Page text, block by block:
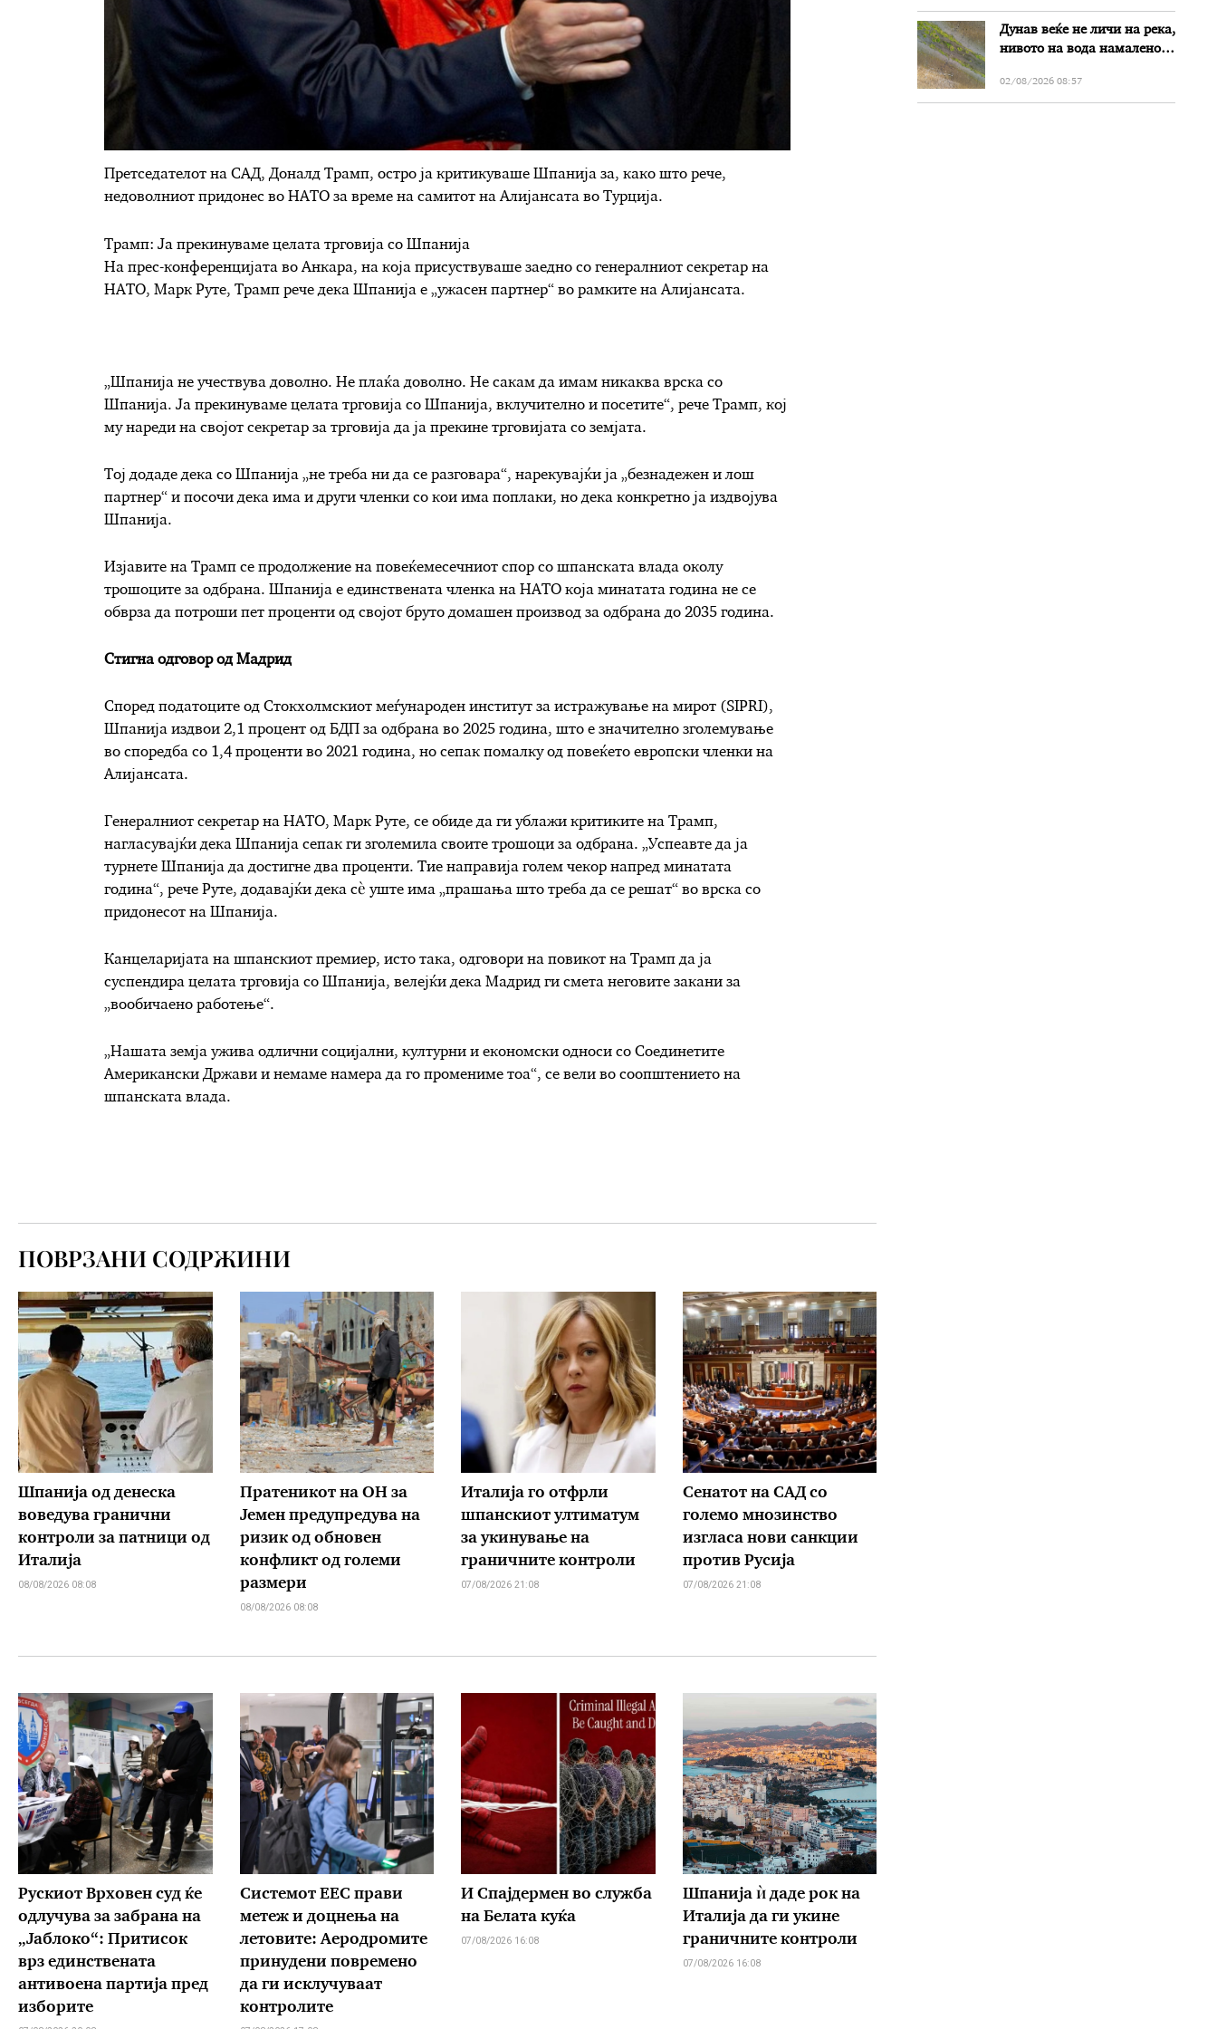
Претседателот на САД, Доналд Трамп, остро ја критикуваше Шпанија за, како што рече,
недоволниот придонес во НАТО за време на самитот на Алијансата во Турција.
Трамп: Ја прекинуваме целата трговија со Шпанија
На прес-конференцијата во Анкара, на која присуствуваше заедно со генералниот секретар на
НАТО, Марк Руте, Трамп рече дека Шпанија е „ужасен партнер“ во рамките на Алијансата.
„Шпанија не учествува доволно. Не плаќа доволно. Не сакам да имам никаква врска со
Шпанија. Ја прекинуваме целата трговија со Шпанија, вклучително и посетите“, рече Трамп, кој
му нареди на својот секретар за трговија да ја прекине трговијата со земјата.
Тој додаде дека со Шпанија „не треба ни да се разговара“, нарекувајќи ја „безнадежен и лош
партнер“ и посочи дека има и други членки со кои има поплаки, но дека конкретно ја издвојува
Шпанија.
Изјавите на Трамп се продолжение на повеќемесечниот спор со шпанската влада околу
трошоците за одбрана. Шпанија е единствената членка на НАТО која минатата година не се
обврза да потроши пет проценти од својот бруто домашен производ за одбрана до 2035 година.
Стигна одговор од Мадрид
Според податоците од Стокхолмскиот меѓународен институт за истражување на мирот (SIPRI),
Шпанија издвои 2,1 процент од БДП за одбрана во 2025 година, што е значително зголемување
во споредба со 1,4 проценти во 2021 година, но сепак помалку од повеќето европски членки на
Алијансата.
Генералниот секретар на НАТО, Марк Руте, се обиде да ги ублажи критиките на Трамп,
нагласувајќи дека Шпанија сепак ги зголемила своите трошоци за одбрана. „Успеавте да ја
турнете Шпанија да достигне два проценти. Тие направија голем чекор напред минатата
година“, рече Руте, додавајќи дека сè уште има „прашања што треба да се решат“ во врска со
придонесот на Шпанија.
Канцеларијата на шпанскиот премиер, исто така, одговори на повикот на Трамп да ја
суспендира целата трговија со Шпанија, велејќи дека Мадрид ги смета неговите закани за
„вообичаено работење“.
„Нашата земја ужива одлични социјални, културни и економски односи со Соединетите
Американски Држави и немаме намера да го промениме тоа“, се вели во соопштението на
шпанската влада.
ПОВРЗАНИ СОДРЖИНИ
Шпанија од денеска
воведува гранични
контроли за патници од
Италија
08/08/2026 08:08
Пратеникот на ОН за
Јемен предупредува на
ризик од обновен
конфликт од големи
размери
08/08/2026 08:08
Италија го отфрли
шпанскиот ултиматум
за укинување на
граничните контроли
07/08/2026 21:08
Сенатот на САД со
големо мнозинство
изгласа нови санкции
против Русија
07/08/2026 21:08
Рускиот Врховен суд ќе
одлучува за забрана на
„Јаблоко“: Притисок
врз единствената
антивоена партија пред
изборите
Системот ЕЕС прави
метеж и доцнења на
летовите: Аеродромите
принудени повремено
да ги исклучуваат
контролите
И Спајдермен во служба
на Белата куќа
07/08/2026 16:08
Шпанија ѝ даде рок на
Италија да ги укине
граничните контроли
07/08/2026 16:08
Дунав веќе не личи на река,
нивото на вода намалено
Бугарија
02/08/2026 08:57